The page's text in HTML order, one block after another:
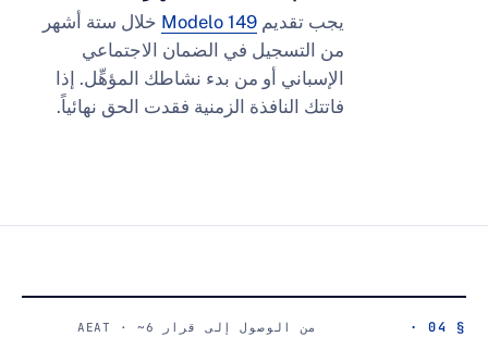
Modelo 149خلال ستة أشهر
من التسجيل في الضمان الاجتماعي
الإسباني أو من بدء نشاطك المؤهِّل. إذا
فاتتك النافذة الزمنية فقدت الحق نهائياً.
من الوصول إلى قرار AEAT · ~6